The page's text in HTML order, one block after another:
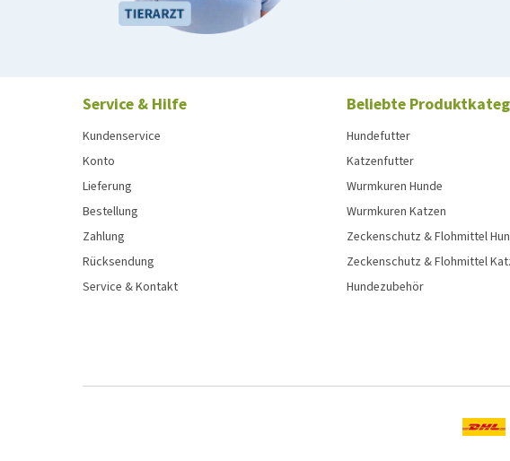
Service & Hilfe
Kundenservice
Konto
Lieferung
Bestellung
Zahlung
Rücksendung
Service & Kontakt
Beliebte
Hundefutter
Katzenfutter
Wurmkuren Hunde
Wurmkuren Katzen
Zeckenschutz & Flohmittel
Zeckenschutz & Flohmittel
Hundezubehör